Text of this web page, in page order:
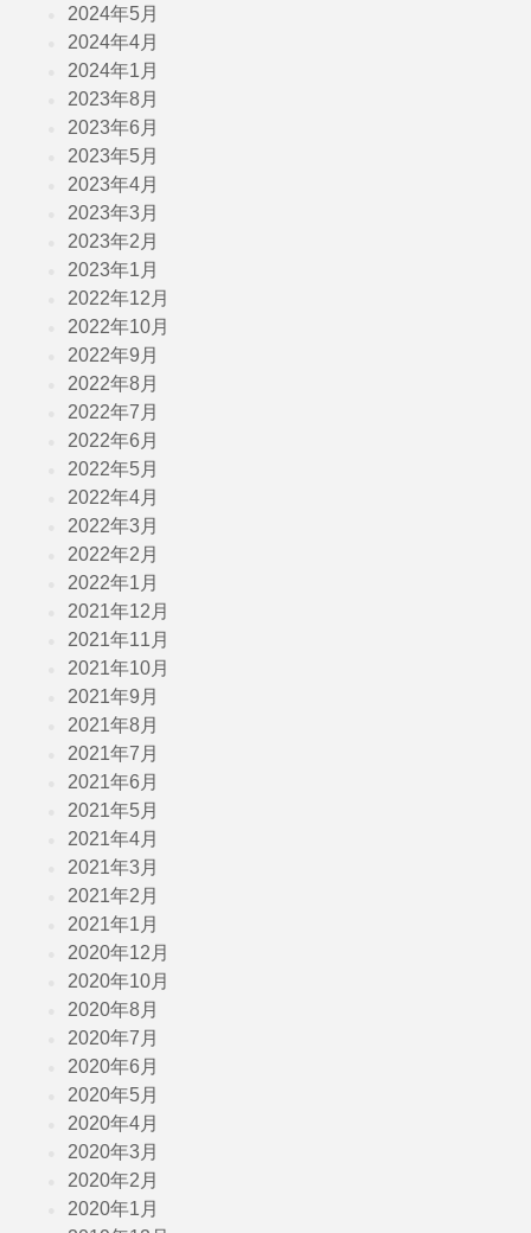
2024年5月
2024年4月
2024年1月
2023年8月
2023年6月
2023年5月
2023年4月
2023年3月
2023年2月
2023年1月
2022年12月
2022年10月
2022年9月
2022年8月
2022年7月
2022年6月
2022年5月
2022年4月
2022年3月
2022年2月
2022年1月
2021年12月
2021年11月
2021年10月
2021年9月
2021年8月
2021年7月
2021年6月
2021年5月
2021年4月
2021年3月
2021年2月
2021年1月
2020年12月
2020年10月
2020年8月
2020年7月
2020年6月
2020年5月
2020年4月
2020年3月
2020年2月
2020年1月